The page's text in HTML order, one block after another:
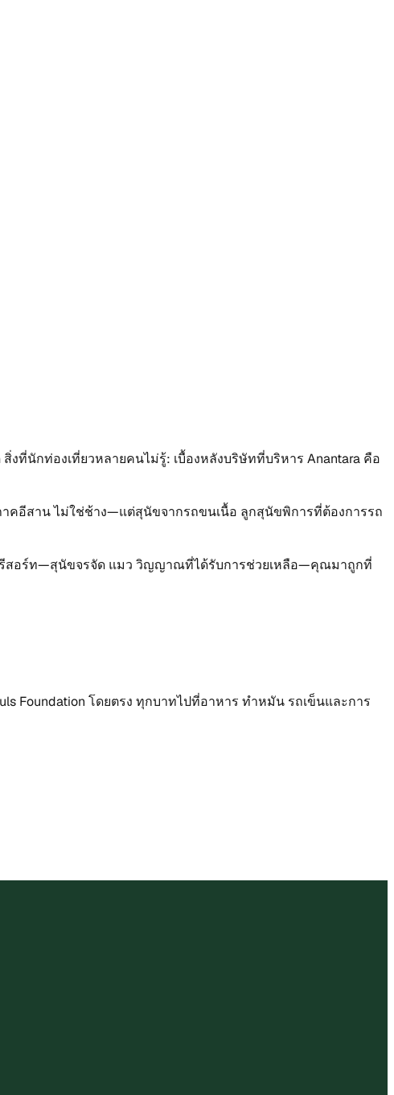
งที่นักท่องเที่ยวหลายคนไม่รู้: เบื้องหลังบริษัทที่บริหาร Anantara คือ
คอีสาน ไม่ใช่ช้าง—แต่สุนัขจากรถขนเนื้อ ลูกสุนัขพิการที่ต้องการรถ
รีสอร์ท—สุนัขจรจัด แมว วิญญาณที่ได้รับการช่วยเหลือ—คุณมาถูกที่
Foundation โดยตรง ทุกบาทไปที่อาหาร ทำหมัน รถเข็นและการ